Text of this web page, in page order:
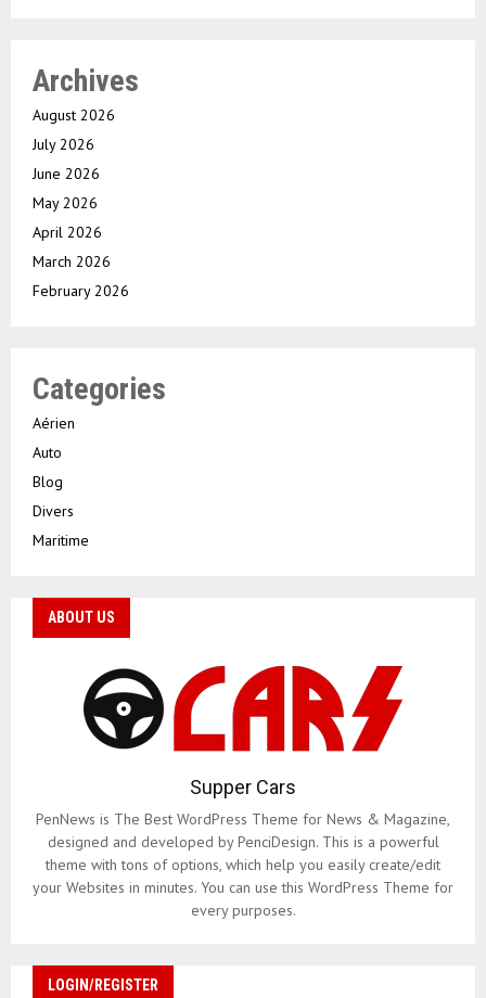
Archives
August 2026
July 2026
June 2026
May 2026
April 2026
March 2026
February 2026
Categories
Aérien
Auto
Blog
Divers
Maritime
ABOUT US
Supper Cars
PenNews is The Best WordPress Theme for News & Magazine,
designed and developed by PenciDesign. This is a powerful
theme with tons of options, which help you easily create/edit
your Websites in minutes. You can use this WordPress Theme for
every purposes.
LOGIN/REGISTER